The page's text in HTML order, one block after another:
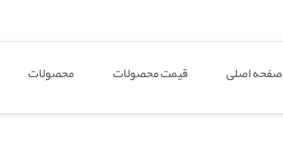
صفحه اصلی قیمت محصولات محصولات